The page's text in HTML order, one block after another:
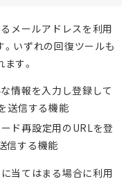
メールアドレスを利用
いずれの回復ツールも
す。
情報を入力し登録して
送信する機能
ド再設定用のURLを登
信する機能
当てはまる場合に利用